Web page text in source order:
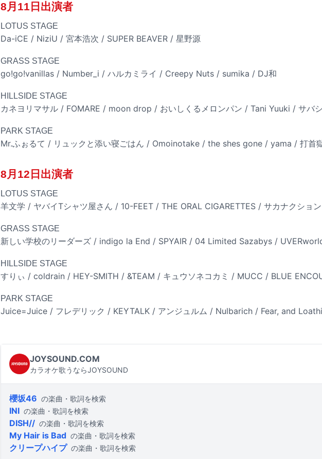
8月11日出演者
LOTUS STAGE
Da-iCE / NiziU / 宮本浩次 / SUPER BEAVER / 星野源
GRASS STAGE
go!go!vanillas / Number_i / ハルカミライ / Creepy Nuts / sumika / DJ和
HILLSIDE STAGE
カネヨリマサル / FOMARE / moon drop / おいしくるメロンパン / Tani Yuuki / サバ
PARK STAGE
Mr.ふぉるて / リュックと添い寝ごはん / Omoinotake / the shes gone / yama / 打首
8月12日出演者
LOTUS STAGE
羊文学 / ヤバイTシャツ屋さん / 10-FEET / THE ORAL CIGARETTES / サカナクション
GRASS STAGE
新しい学校のリーダーズ / indigo la End / SPYAIR / 04 Limited Sazabys /
HILLSIDE STAGE
すりぃ / coldrain / HEY-SMITH / &TEAM / キュウソネコカミ / MUCC / BLUE
PARK STAGE
Juice=Juice / フレデリック / KEYTALK / アンジュルム / Nulbarich / Fear, and
JOYSOUND.COM
カラオケ歌うならJOYSOUND
櫻坂46 の楽曲・歌詞を検索
INI の楽曲・歌詞を検索
DISH// の楽曲・歌詞を検索
My Hair is Bad の楽曲・歌詞を検索
クリープハイプ の楽曲・歌詞を検索